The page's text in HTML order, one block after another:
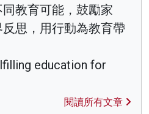
教育可能，鼓勵家
思，用行動為教育帶
education for
閱讀所有文章